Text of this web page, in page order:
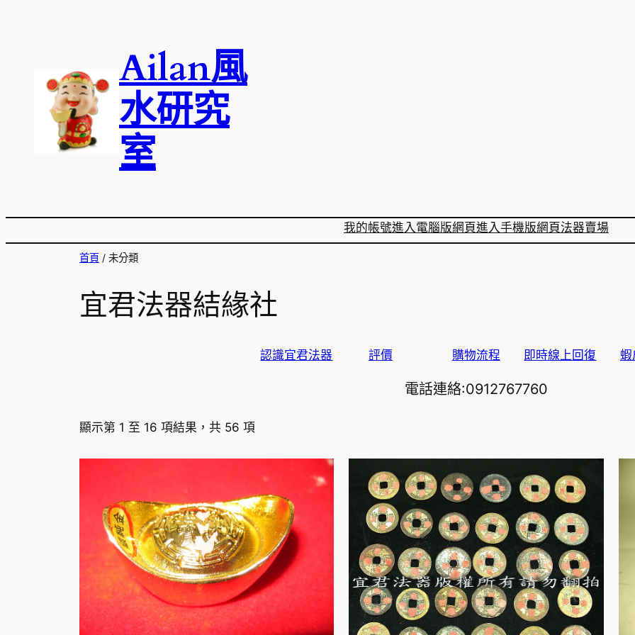
Ailan風
水研究
室
我的帳號進入電腦版網頁進入手機版網頁法器賣場
首頁 / 未分類
宜君法器結緣社
認識宜君法器 評價 購物流程 即時線上回復 蝦
電話連絡:0912767760
顯示第 1 至 16 項結果，共 56 項